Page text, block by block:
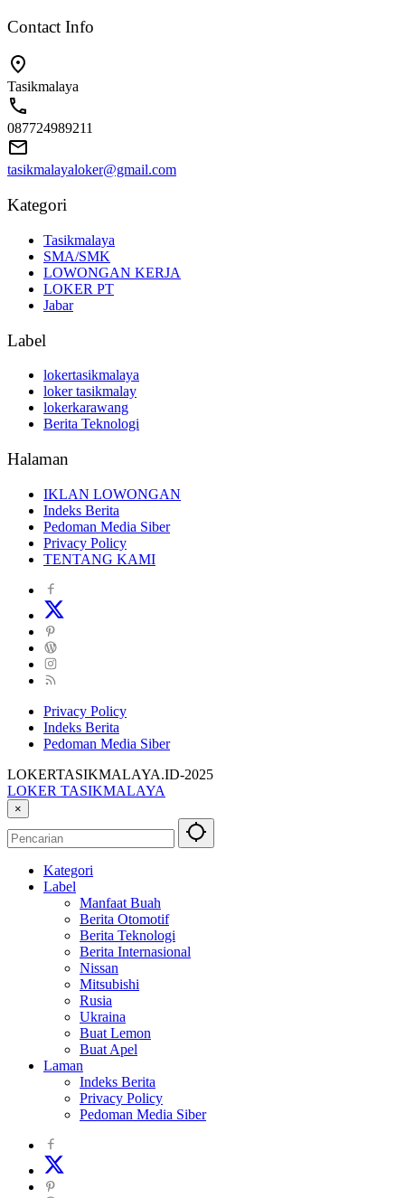
Contact Info
Tasikmalaya
087724989211
tasikmalayaloker@gmail.com
Kategori
Tasikmalaya
SMA/SMK
LOWONGAN KERJA
LOKER PT
Jabar
Label
lokertasikmalaya
loker tasikmalay
lokerkarawang
Berita Teknologi
Halaman
IKLAN LOWONGAN
Indeks Berita
Pedoman Media Siber
Privacy Policy
TENTANG KAMI
Privacy Policy
Indeks Berita
Pedoman Media Siber
LOKERTASIKMALAYA.ID-2025
LOKER TASIKMALAYA
Info
Lowongan
Kerja
Sekitarna
×
Kategori
Label
Manfaat Buah
Berita Otomotif
Berita Teknologi
Berita Internasional
Nissan
Mitsubishi
Rusia
Ukraina
Buat Lemon
Buat Apel
Laman
Indeks Berita
Privacy Policy
Pedoman Media Siber